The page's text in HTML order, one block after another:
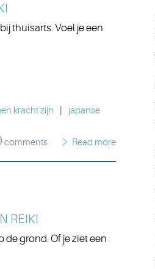
thuisarts. Voel je een
kracht zijn
japanse
comments Read more
REIKI
de grond. Of je ziet een